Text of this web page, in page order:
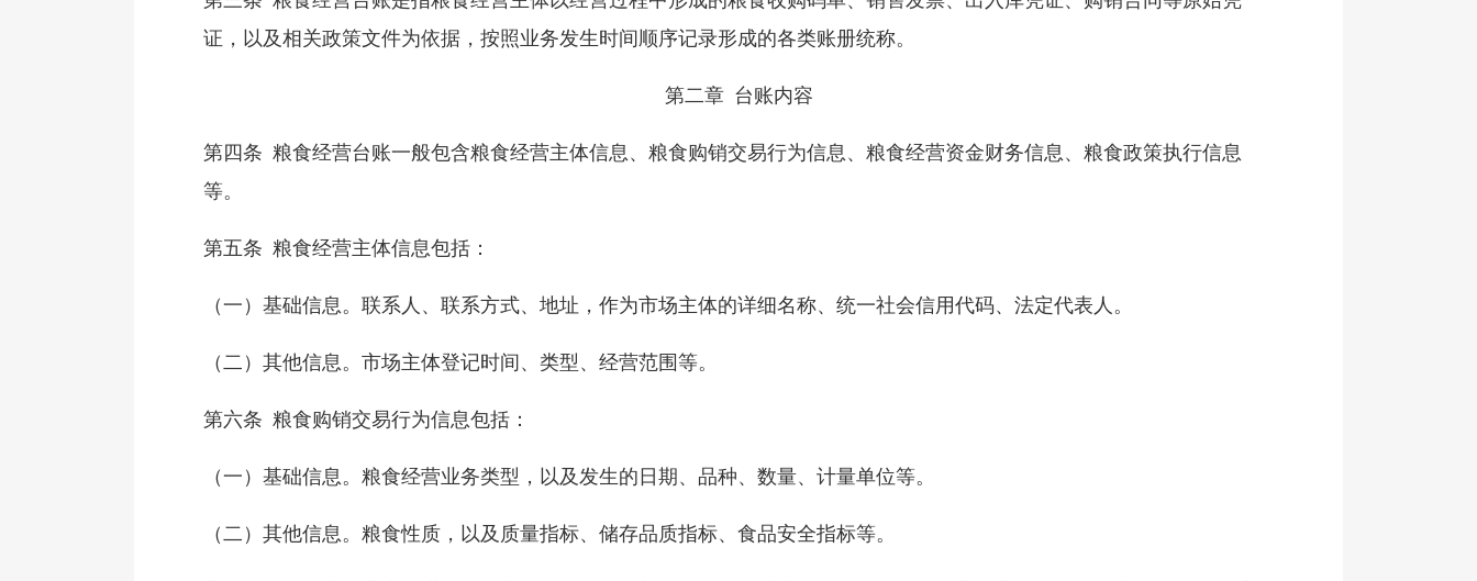
证，以及相关政策文件为依据，按照业务发生时间顺序记录形成的各类账册统称。
第二章 台账内容
第四条 粮食经营台账一般包含粮食经营主体信息、粮食购销交易行为信息、粮食经营资金财务信息、粮食政策执行信息
等。
第五条 粮食经营主体信息包括：
（一）基础信息。联系人、联系方式、地址，作为市场主体的详细名称、统一社会信用代码、法定代表人。
（二）其他信息。市场主体登记时间、类型、经营范围等。
第六条 粮食购销交易行为信息包括：
（一）基础信息。粮食经营业务类型，以及发生的日期、品种、数量、计量单位等。
（二）其他信息。粮食性质，以及质量指标、储存品质指标、食品安全指标等。